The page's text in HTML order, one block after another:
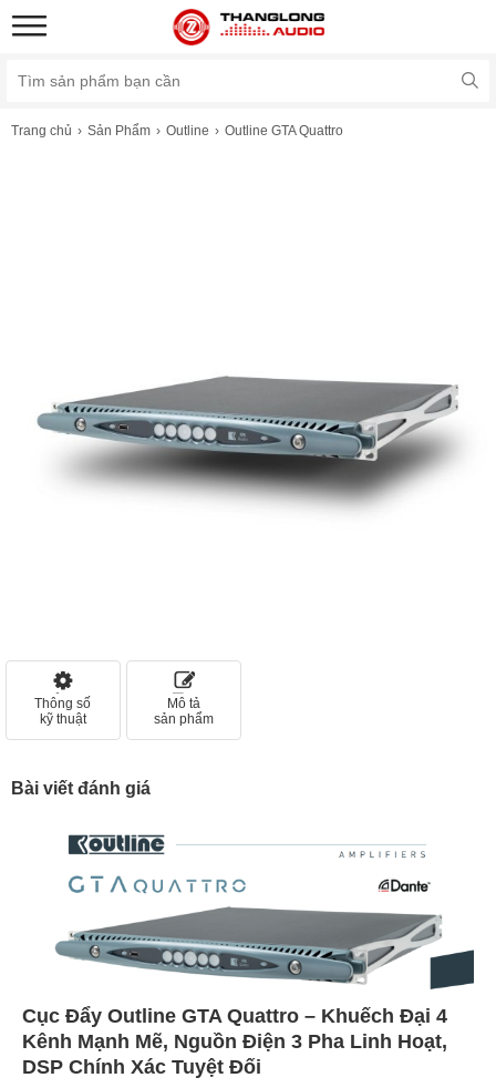
Trang chủ Sản Phẩm Outline Outline GTA Quattro
Thông số
kỹ thuật
Mô tả
sản phẩm
Bài viết đánh giá
Cục Đẩy Outline GTA Quattro – Khuếch Đại 4
Kênh Mạnh Mẽ, Nguồn Điện 3 Pha Linh Hoạt,
DSP Chính Xác Tuyệt Đối